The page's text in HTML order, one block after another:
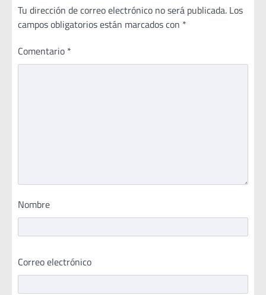
Tu dirección de correo electrónico no será publicada. Los
campos obligatorios están marcados con *
Comentario *
Nombre
Correo electrónico